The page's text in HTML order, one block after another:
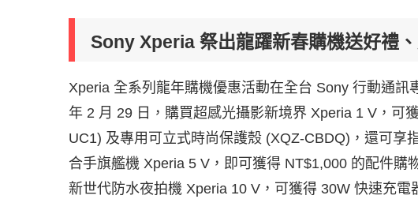
Sony Xperia 祭出龍躍新春購機送好禮、
Xperia 全系列龍年購機優惠活動在全台 Sony 行動通
年 2 月 29 日，購買超感光攝影新境界 Xperia 1 V，可
UC1) 及專用可立式時尚保護殼 (XQZ-CBDQ) ，還可享
合手旗艦機 Xperia 5 V，即可獲得 NT$1,000 的配件購
新世代防水夜拍機 Xperia 10 V，可獲得 30W 快速充